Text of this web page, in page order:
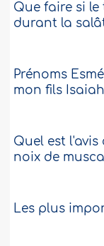
Que faire si
durant la
Prénoms
mon fils Isaiah
Quel est
noix de
Les plus